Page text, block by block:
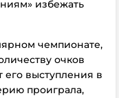
избежать
чемпионате,
очков
его выступления в
проиграла,